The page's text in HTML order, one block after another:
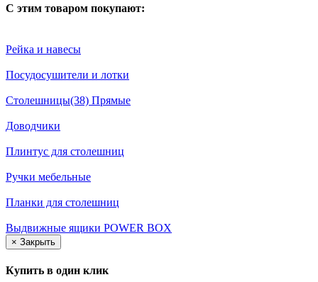
С этим товаром покупают:
Рейка и навесы
Посудосушители и лотки
Столешницы(38) Прямые
Доводчики
Плинтус для столешниц
Ручки мебельные
Планки для столешниц
Выдвижные ящики POWER BOX
× Закрыть
Купить в один клик